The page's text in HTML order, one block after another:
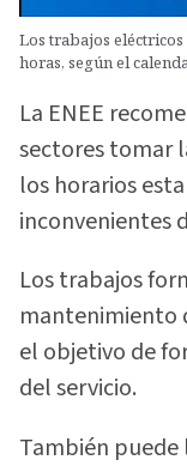
Los trabajos
horas, según el
La ENEE
sectores tomar
los horarios
inconvenientes
Los trabajos
mantenimiento
el objetivo de
del servicio.
También puede